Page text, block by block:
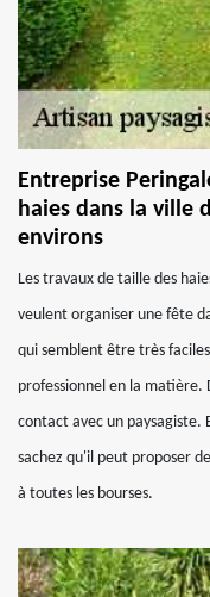
Entreprise
haies dans la ville
environs
Les travaux de taille des
veulent organiser une fête
qui semblent être très
professionnel en la matière.
contact avec un
sachez qu'il peut proposer
à toutes les bourses.